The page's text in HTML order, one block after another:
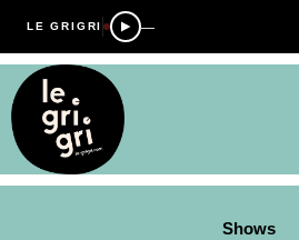
LE GRIGRI —
Shows